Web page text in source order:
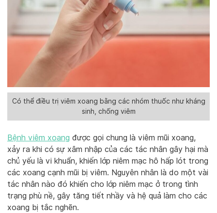
Có thể điều trị viêm xoang bằng các nhóm thuốc như kháng
sinh, chống viêm
Bệnh viêm xoang được gọi chung là viêm mũi xoang,
xảy ra khi có sự xâm nhập của các tác nhân gây hại mà
chủ yếu là vi khuẩn, khiến lớp niêm mạc hô hấp lót trong
các xoang cạnh mũi bị viêm. Nguyên nhân là do một vài
tác nhân nào đó khiến cho lớp niêm mạc ở trong tình
trạng phù nề, gây tăng tiết nhầy và hệ quả làm cho các
xoang bị tắc nghẽn.